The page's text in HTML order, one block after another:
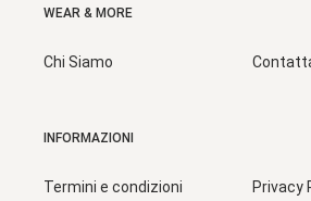
WEAR & MORE
Chi Siamo
INFORMAZIONI
Termini e condizioni
Privacy